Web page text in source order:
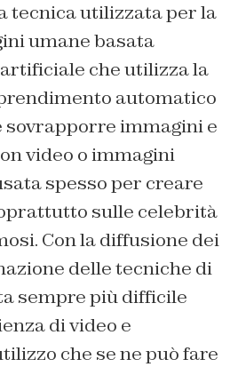
tecnica utilizzata per la
umane basata
che utilizza la
automatico
sovrapporre immagini e
video o immagini
spesso per creare
sulle celebrità
Con la diffusione dei
delle tecniche di
sempre più difficile
di video e
che se ne può fare